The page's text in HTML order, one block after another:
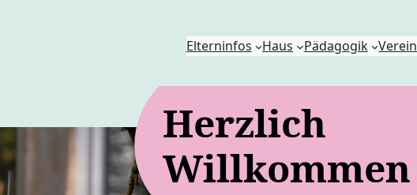
Elterninfos Haus Pädagogik Verein
Herzlich
Willkommen